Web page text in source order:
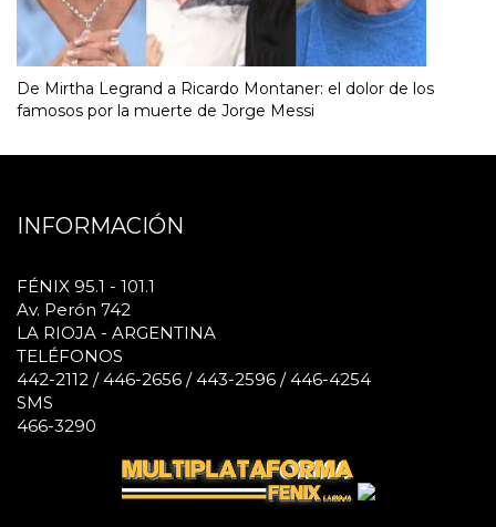
De Mirtha Legrand a Ricardo Montaner: el dolor de los
famosos por la muerte de Jorge Messi
INFORMACIÓN
FÉNIX 95.1 - 101.1
Av. Perón 742
LA RIOJA - ARGENTINA
TELÉFONOS
442-2112 / 446-2656 / 443-2596 / 446-4254
SMS
466-3290